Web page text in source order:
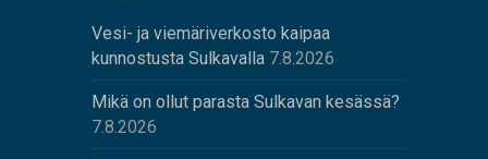
Vesi- ja viemäriverkosto kaipaa
kunnostusta Sulkavalla 7.8.2026
Mikä on ollut parasta Sulkavan kesässä?
7.8.2026